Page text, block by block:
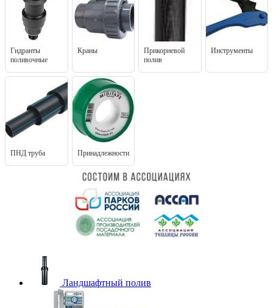
Гидранты
поливочные
Краны
Прикорневой
полив
Инструменты
ПНД труба Принадлежности
Ландшафтный полив